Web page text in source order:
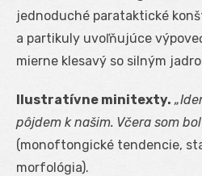
jednoduché parataktické
a partikuly uvoľňujúce
mierne klesavý so silným
Ilustratívne minitexty.
pôjdem k našim. Včera som
(monoftongické tendencie,
morfológia).